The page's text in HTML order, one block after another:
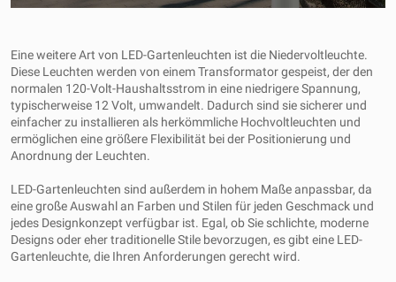
Eine weitere Art von LED-Gartenleuchten ist die Niedervoltleuchte.
Diese Leuchten werden von einem Transformator gespeist, der den
normalen 120-Volt-Haushaltsstrom in eine niedrigere Spannung,
typischerweise 12 Volt, umwandelt. Dadurch sind sie sicherer und
einfacher zu installieren als herkömmliche Hochvoltleuchten und
ermöglichen eine größere Flexibilität bei der Positionierung und
Anordnung der Leuchten.
LED-Gartenleuchten sind außerdem in hohem Maße anpassbar, da
eine große Auswahl an Farben und Stilen für jeden Geschmack und
jedes Designkonzept verfügbar ist. Egal, ob Sie schlichte, moderne
Designs oder eher traditionelle Stile bevorzugen, es gibt eine LED-
Gartenleuchte, die Ihren Anforderungen gerecht wird.